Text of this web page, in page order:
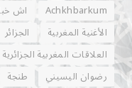
Achkhbarkum اش
الأغنية المغربية
الجزائر
العلاقات المغربية الجزائرية
رضوان اليسيني
طنجة